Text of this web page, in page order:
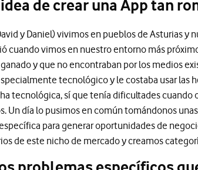
de crear una App tan
y Daniel) vivimos en pueblos de Asturias
cuando vimos en nuestro entorno más
y que no encontraban por los medios
tecnológico y le costaba usar las
tecnológica, sí que tenía dificultades cuando
Un día lo pusimos en común tomándonos
para generar oportunidades de
de este nicho de mercado y creamos